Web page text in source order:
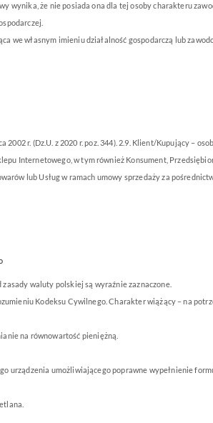
wynika, że nie posiada ona dla tej osoby charakteru
we własnym imieniu działalność gospodarczą lub
r. (Dz.U. z 2020 r. poz. 344). 2.9. Klient/Kupujący –
Internetowego, w tym również Konsument,
lub Usług w ramach umowy sprzedaży za
waluty polskiej są wyraźnie zaznaczone.
Kodeksu Cywilnego. Charakter wiążący – na
na równowartość pieniężną.
urządzenia umożliwiającego poprawne wypełnienie